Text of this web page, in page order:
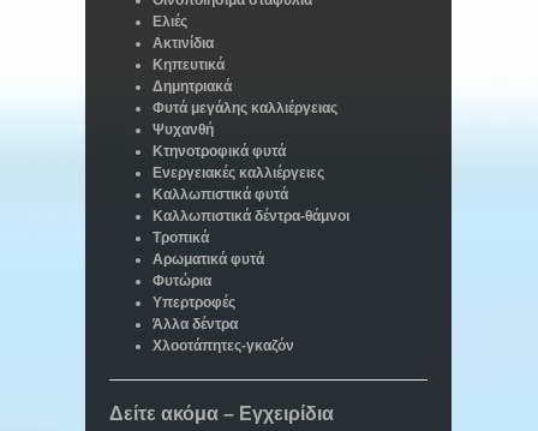
Ελιές
Ακτινίδια
Κηπευτικά
Δημητριακά
Φυτά μεγάλης καλλιέργειας
Ψυχανθή
Κτηνοτροφικά φυτά
Ενεργειακές καλλιέργειες
Καλλωπιστικά φυτά
Καλλωπιστικά δέντρα-θάμνοι
Τροπικά
Αρωματικά φυτά
Φυτώρια
Υπερτροφές
Άλλα δέντρα
Χλοοτάπητες-γκαζόν
Δείτε ακόμα – Εγχειρίδια